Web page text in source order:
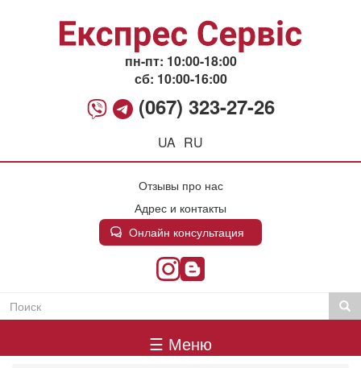
пн-пт: 10:00-18:00
сб: 10:00-16:00
(067) 323-27-26
UA RU
Отзывы про нас
Адрес и контакты
Онлайн консультация
Пошукова
Поиск
меню
☰ Меню